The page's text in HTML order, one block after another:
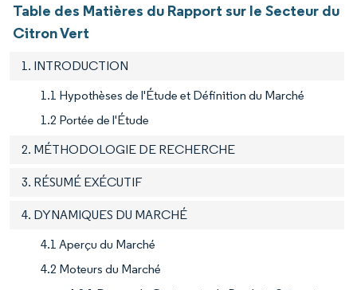
Table des Matières du Rapport sur le Secteur du
Citron Vert
1. INTRODUCTION
1.1 Hypothèses de l'Étude et Définition du Marché
1.2 Portée de l'Étude
2. MÉTHODOLOGIE DE RECHERCHE
3. RÉSUMÉ EXÉCUTIF
4. DYNAMIQUES DU MARCHÉ
4.1 Aperçu du Marché
4.2 Moteurs du Marché